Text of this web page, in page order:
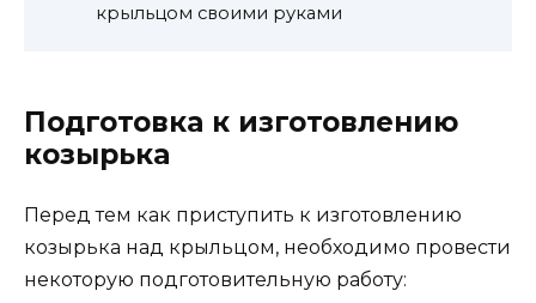
крыльцом своими руками
Подготовка к изготовлению
козырька
Перед тем как приступить к изготовлению
козырька над крыльцом, необходимо провести
некоторую подготовительную работу: